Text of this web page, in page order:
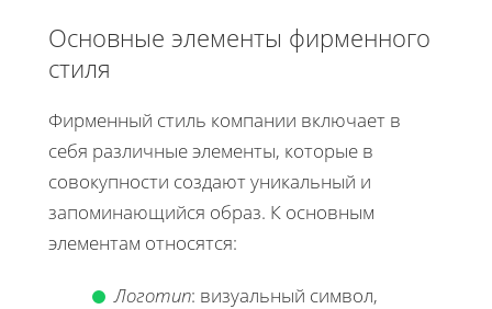
Основные элементы фирменного
стиля
Фирменный стиль компании включает в
себя различные элементы, которые в
совокупности создают уникальный и
запоминающийся образ. К основным
элементам относятся:
Логотип: визуальный символ,